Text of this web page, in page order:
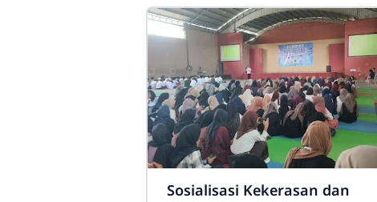
Sosialisasi Kekerasan dan